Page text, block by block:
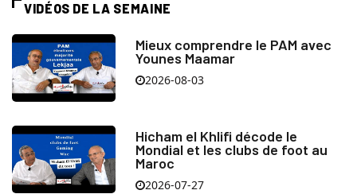
VIDÉOS DE LA SEMAINE
Mieux comprendre le PAM avec
Younes Maamar
2026-08-03
Hicham el Khlifi décode le
Mondial et les clubs de foot au
Maroc
2026-07-27